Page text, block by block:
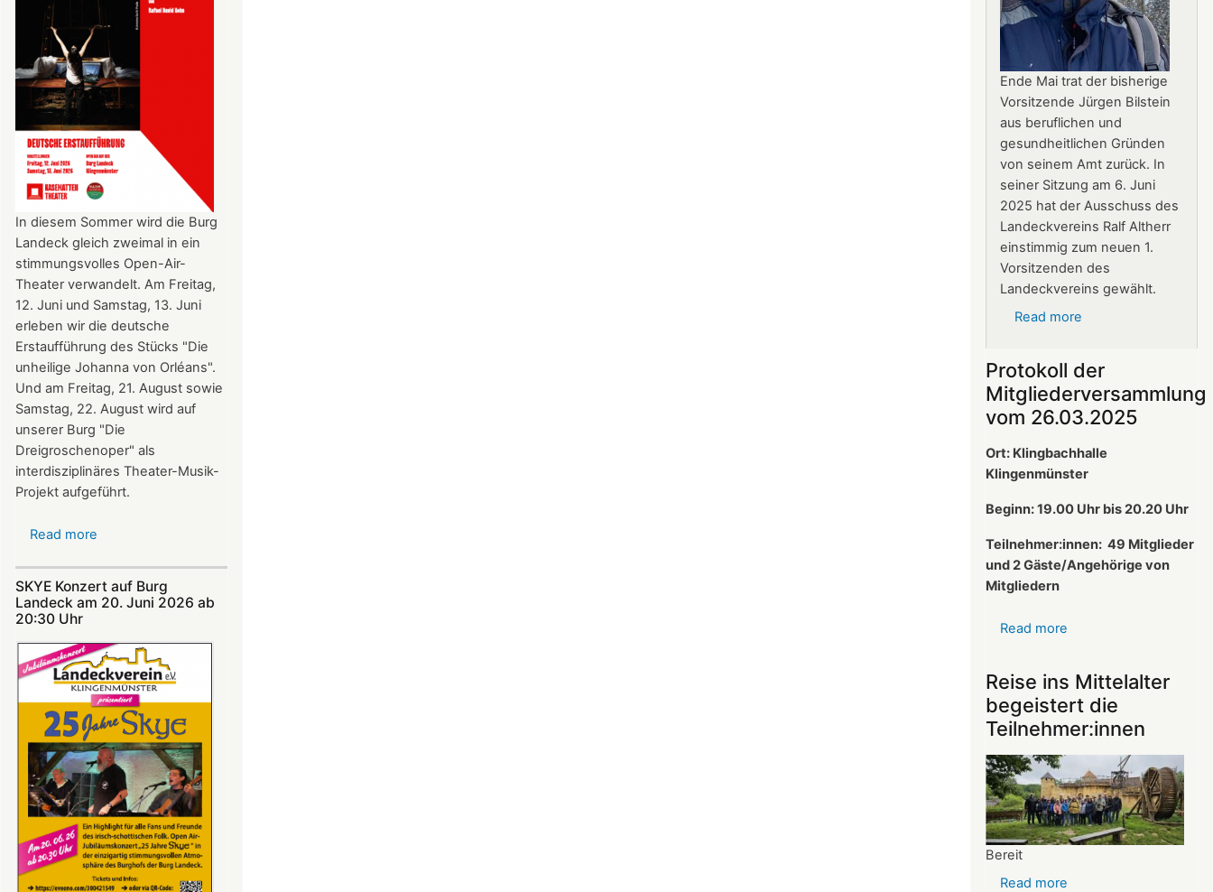
In diesem Sommer wird die Burg
Landeck gleich zweimal in ein
stimmungsvolles Open-Air-
Theater verwandelt. Am Freitag,
12. Juni und Samstag, 13. Juni
erleben wir die deutsche
Erstaufführung des Stücks "Die
unheilige Johanna von Orléans".
Und am Freitag, 21. August sowie
Samstag, 22. August wird auf
unserer Burg "Die
Dreigroschenoper" als
interdisziplinäres Theater-Musik-
Projekt aufgeführt.
Read more
Theatersommer
Landeck
SKYE Konzert auf Burg
Landeck am 20. Juni 2026 ab
20:30 Uhr​​​​​​​​​​​​​​
Ende Mai trat der bisherige
Vorsitzende Jürgen Bilstein
aus beruflichen und
gesundheitlichen Gründen
von seinem Amt zurück. In
seiner Sitzung am 6. Juni
2025 hat der Ausschuss des
Landeckvereins Ralf Altherr
einstimmig zum neuen 1.
Vorsitzenden des
Landeckvereins gewählt.
Read more
ist
neuer
1.
des
Landeckvereins
Protokoll der
Mitgliederversammlung
vom 26.03.2025
Ort: Klingbachhalle
Klingenmünster
Beginn: 19.00 Uhr bis 20.20 Uhr
Teilnehmer:innen: 49 Mitglieder
und 2 Gäste/Angehörige von
Mitgliedern
Read more
Mitgliederversammlung
vom
26.03.2025
Reise ins Mittelalter
begeistert die
Teilnehmer:innen
Bereit
Read more